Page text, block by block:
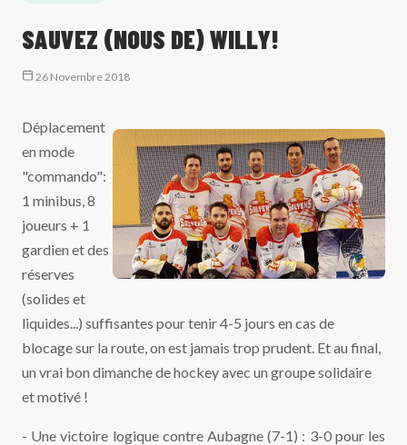
SAUVEZ (NOUS DE) WILLY!
26 Novembre 2018
Déplacement
en mode
"commando":
1 minibus, 8
joueurs + 1
gardien et des
réserves
(solides et
liquides...) suffisantes pour tenir 4-5 jours en cas de
blocage sur la route, on est jamais trop prudent. Et au final,
un vrai bon dimanche de hockey avec un groupe solidaire
et motivé !
- Une victoire logique contre Aubagne (7-1) : 3-0 pour les